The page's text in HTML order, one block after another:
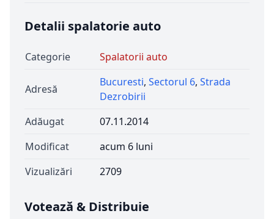
Detalii spalatorie auto
Categorie Spalatorii auto
Adresă
Bucuresti, Sectorul 6, Strada
Dezrobirii
Adăugat
07.11.2014
Modificat
acum 6 luni
Vizualizări
2709
Votează & Distribuie